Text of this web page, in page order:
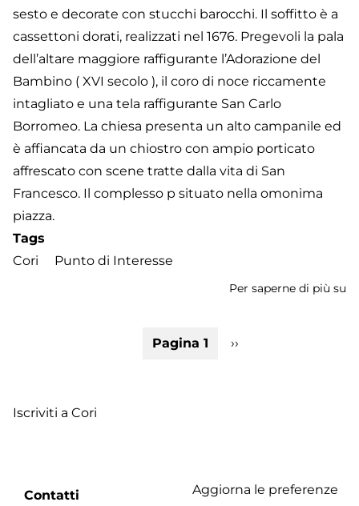
sesto e decorate con stucchi barocchi. Il soffitto è a
cassettoni dorati, realizzati nel 1676. Pregevoli la pala
dell’altare maggiore raffigurante l’Adorazione del
Bambino ( XVI secolo ), il coro di noce riccamente
intagliato e una tela raffigurante San Carlo
Borromeo. La chiesa presenta un alto campanile ed
è affiancata da un chiostro con ampio porticato
affrescato con scene tratte dalla vita di San
Francesco. Il complesso p situato nella omonima
piazza.
Tags
Cori
Punto di Interesse
Per saperne di più su
Pagina 1
Pagina
››
Iscriviti a Cori
Footer
Contatti
Aggiorna le preferenze